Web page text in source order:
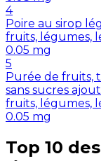
4
Poire au sirop
fruits, légumes,
0.05 mg
5
Purée de fruits,
sans sucres
fruits, légumes,
0.05 mg
Top 10